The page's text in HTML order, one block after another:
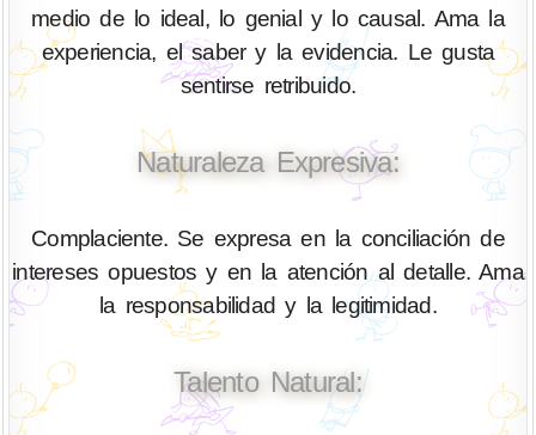
medio de lo ideal, lo genial y lo causal. Ama la
experiencia, el saber y la evidencia. Le gusta
sentirse retribuido.
Naturaleza Expresiva:
Complaciente. Se expresa en la conciliación de
intereses opuestos y en la atención al detalle. Ama
la responsabilidad y la legitimidad.
Talento Natural: